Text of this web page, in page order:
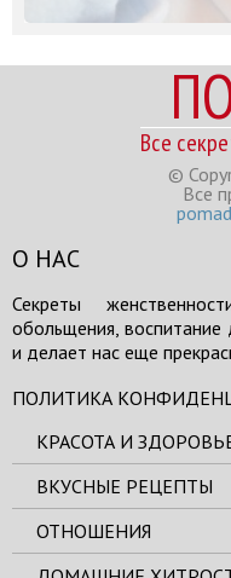
Все
©
Все
О НАС
Секреты
обольщения, воспитание
и делает нас еще
ПОЛИТИКА
КРАСОТА И
ВКУСНЫЕ РЕЦЕПТЫ
ОТНОШЕНИЯ